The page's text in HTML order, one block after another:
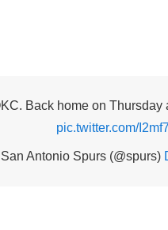
Back home on Thursday
pic.twitter.com/
Antonio Spurs (@spurs)